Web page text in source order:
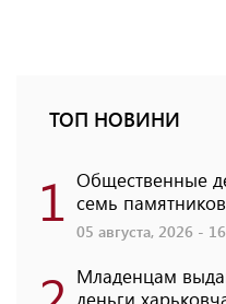
ТОП НОВИНИ
1 Общественные
семь
05 августа, 2026 -
Младенцам
деньги